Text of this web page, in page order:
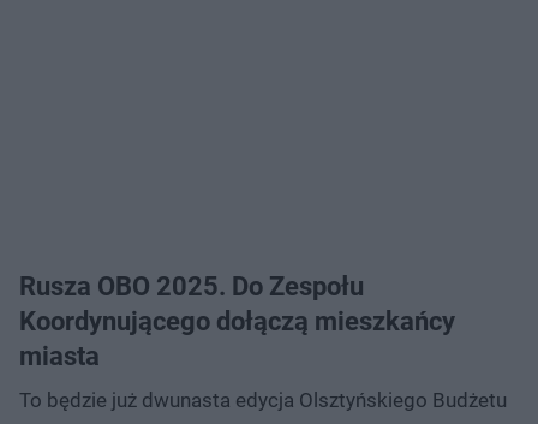
Rusza OBO 2025. Do Zespołu
Koordynującego dołączą mieszkańcy
miasta
To będzie już dwunasta edycja Olsztyńskiego Budżetu